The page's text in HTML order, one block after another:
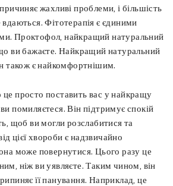
жахливі проблеми, і більшість
вдаються. Фітотерапія є єдиними
Проктофол, найкращий натуральний
ви бажаєте. Найкращий натуральний
також є найкомфортнішим.
просто поставить вас у найкращу
помиляєтеся. Він підтримує спокій
щоб ви могли розслабитися та
цієї хвороби є надзвичайно
може повернутися. Цього разу це
ніж ви уявляєте. Таким чином, він
її панування. Наприклад, це